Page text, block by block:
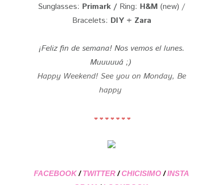
Sunglasses: Primark / Ring: H&M (new) /
Bracelets: DIY + Zara
¡Feliz fin de semana! Nos vemos el lunes.
Muuuuuá ;)
Happy Weekend! See you on Monday, Be
happy
❤ ❤ ❤ ❤ ❤ ❤ ❤
FACEBOOK/TWITTER /CHICISIMO /INSTA